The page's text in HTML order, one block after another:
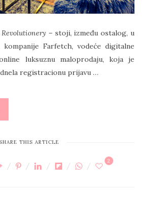
– stoji, između ostalog, u
Farfetch, vodeće digitalne
luksuznu maloprodaju, koja je
registracionu prijavu …
SHARE THIS ARTICLE
2